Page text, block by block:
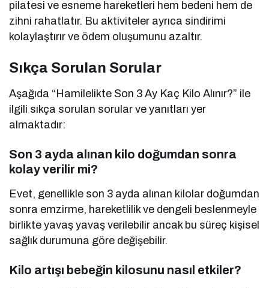
pilatesi ve esneme hareketleri hem bedeni hem de
zihni rahatlatır. Bu aktiviteler ayrıca sindirimi
kolaylaştırır ve ödem oluşumunu azaltır.
Sıkça Sorulan Sorular
Aşağıda “Hamilelikte Son 3 Ay Kaç Kilo Alınır?” ile
ilgili sıkça sorulan sorular ve yanıtları yer
almaktadır:
Son 3 ayda alınan kilo doğumdan sonra
kolay verilir mi?
Evet, genellikle son 3 ayda alınan kilolar doğumdan
sonra emzirme, hareketlilik ve dengeli beslenmeyle
birlikte yavaş yavaş verilebilir ancak bu süreç kişisel
sağlık durumuna göre değişebilir.
Kilo artışı bebeğin kilosunu nasıl etkiler?